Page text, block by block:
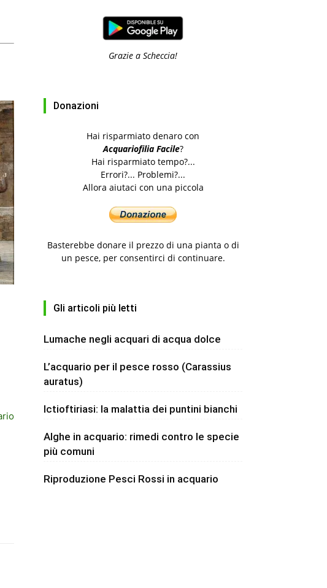
Grazie a Scheccia!
Donazioni
Hai risparmiato denaro con
Acquariofilia Facile?
Hai risparmiato tempo?...
Errori?... Problemi?...
Allora aiutaci con una piccola
Basterebbe donare il prezzo di una pianta o di
un pesce, per consentirci di continuare.
Gli articoli più letti
Lumache negli acquari di acqua dolce
L’acquario per il pesce rosso (Carassius
auratus)
Ictioftiriasi: la malattia dei puntini bianchi
Alghe in acquario: rimedi contro le specie
più comuni
Riproduzione Pesci Rossi in acquario